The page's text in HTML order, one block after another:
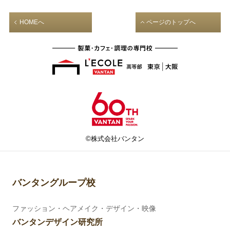
HOMEへ ページのトップへ
©株式会社バンタン
バンタングループ校
ファッション・ヘアメイク・デザイン・映像
バンタンデザイン研究所